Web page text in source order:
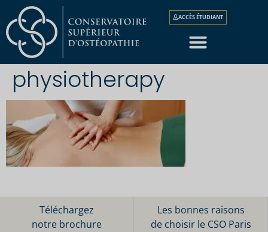
ACCÈS ÉTUDIANT
physiotherapy
Téléchargez
notre brochure
Les bonnes raisons
de choisir le CSO Paris